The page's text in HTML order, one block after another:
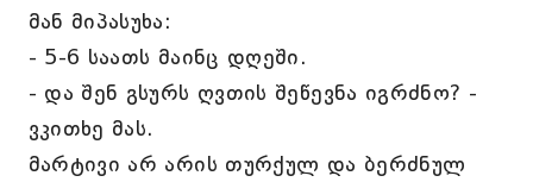
მან მიპასუხა:
- 5-6 საათს მაინც დღეში.
- და შენ გსურს ღვთის შეწევნა იგრძნო? -
ვკითხე მას.
მარტივი არ არის თურქულ და ბერძნულ